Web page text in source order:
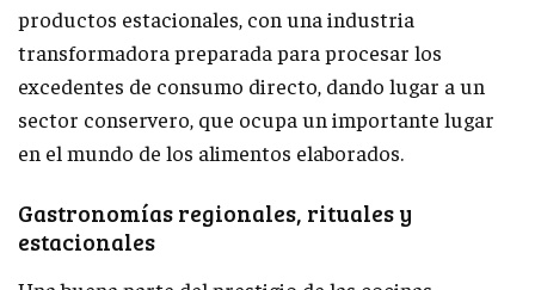
productos estacionales, con una industria
transformadora preparada para procesar los
excedentes de consumo directo, dando lugar a un
sector conservero, que ocupa un importante lugar
en el mundo de los alimentos elaborados.
Gastronomías regionales, rituales y
estacionales